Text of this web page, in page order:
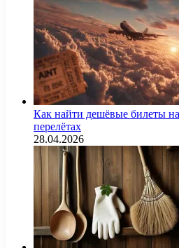
Как найти дешёвые билеты
перелётах
28.04.2026